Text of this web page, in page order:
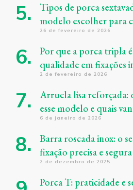
Tipos de porca
modelo escolher para
26 de fevereiro de 2026
Por que a porca tripla
qualidade em fixações
2 de fevereiro de 2026
Arruela lisa reforçada:
esse modelo e quais
6 de janeiro de 2026
Barra roscada inox: o
fixação precisa e segura
2 de dezembro de 2025
Porca T: praticidade e